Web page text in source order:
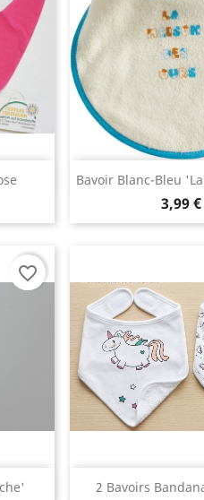
Bavoir Blanc-Bleu
3,99 €
Aperçu
favorite_border
2 Bavoirs
Aperçu